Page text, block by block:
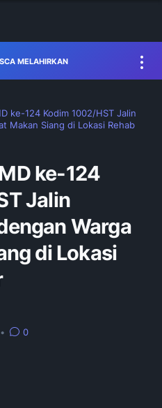
MELAHIRKAN
ke-124 Kodim 1002/HST Jalin
Makan Siang di Lokasi Rehab
ke-124
Jalin
Warga
di Lokasi
•
0